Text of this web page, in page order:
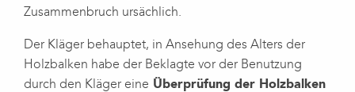
Zusammenbruch ursächlich.
Der Kläger behauptet, in Ansehung des Alters der
Holzbalken habe der Beklagte vor der Benutzung
durch den Kläger eine Überprüfung der Holzbalken